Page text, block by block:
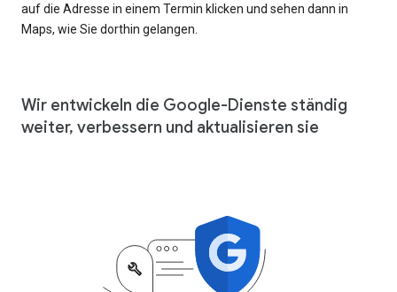
auf die Adresse in einem Termin klicken und sehen dann in
Maps, wie Sie dorthin gelangen.
Wir entwickeln die Google-Dienste ständig
weiter, verbessern und aktualisieren sie